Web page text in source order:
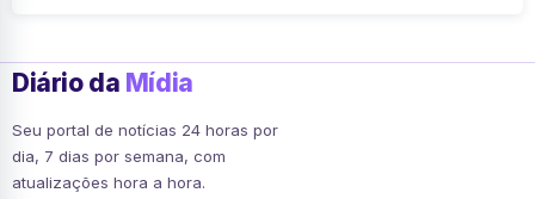
Diário da Mídia
Seu portal de notícias 24 horas por
dia, 7 dias por semana, com
atualizações hora a hora.